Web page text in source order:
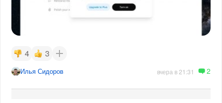
4 3
Илья Сидоров вчера в 21:31 2